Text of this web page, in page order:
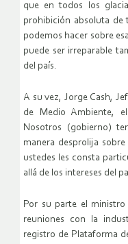
que en todos los
prohibición absoluta
podemos hacer sobre
puede ser irreparable
del país.
A su vez, Jorge Cash,
de Medio Ambiente,
Nosotros (gobierno)
manera desprolija
ustedes les consta
allá de los intereses del
Por su parte el ministro
reuniones con la
registro de Plataforma